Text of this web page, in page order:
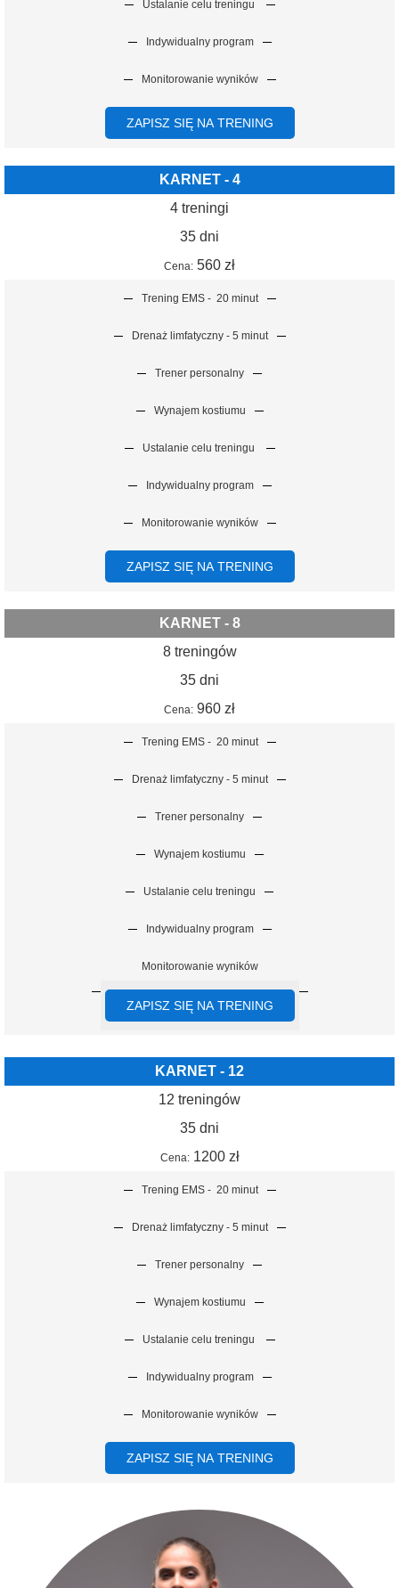
Ustalanie celu treningu
Indywidualny program
Monitorowanie wyników
ZAPISZ SIĘ NA TRENING
KARNET - 4
4 treningi
35 dni
Cena: 560 zł
Trening EMS - 20 minut
Drenaż limfatyczny - 5 minut
Trener personalny
Wynajem kostiumu
Ustalanie celu treningu
Indywidualny program
Monitorowanie wyników
ZAPISZ SIĘ NA TRENING
KARNET - 8
8 treningów
35 dni
Cena: 960 zł
Trening EMS - 20 minut
Drenaż limfatyczny - 5 minut
Trener personalny
Wynajem kostiumu
Ustalanie celu treningu
Indywidualny program
Monitorowanie wyników
ZAPISZ SIĘ NA TRENING
KARNET - 12
12 treningów
35 dni
Cena:1200 zł
Trening EMS - 20 minut
Drenaż limfatyczny - 5 minut
Trener personalny
Wynajem kostiumu
Ustalanie celu treningu
Indywidualny program
Monitorowanie wyników
ZAPISZ SIĘ NA TRENING